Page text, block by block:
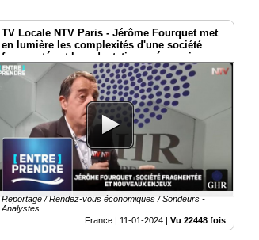
TV Locale NTV Paris - Jérôme Fourquet met
en lumière les complexités d'une société
fragmentée et les adaptations nécessaires
pour y naviguer.
Reportage / Rendez-vous économiques / Sondeurs -
Analystes
France | 11-01-2024 |Vu 22448 fois